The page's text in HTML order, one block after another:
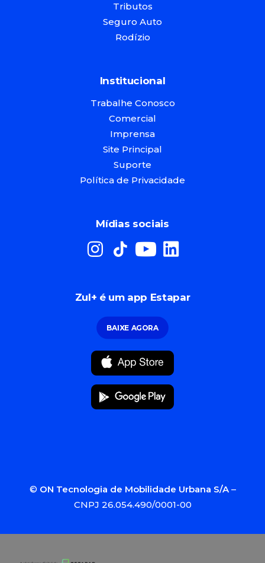
Tributos
Seguro Auto
Rodízio
Institucional
Trabalhe Conosco
Comercial
Imprensa
Site Principal
Suporte
Política de Privacidade
Mídias sociais
Zul+ é um app Estapar
BAIXE AGORA
© ON Tecnologia de Mobilidade Urbana S/A–
CNPJ 26.054.490/0001-00